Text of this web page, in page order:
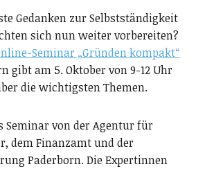
Gedanken zur Selbstständigkeit
sich nun weiter vorbereiten?
Seminar „Gründen kompakt“
gibt am 5. Oktober von 9-12 Uhr
die wichtigsten Themen.
Seminar von der Agentur für
dem Finanzamt und der
Paderborn. Die Expertinnen